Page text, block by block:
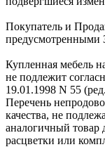
Покупатель и
предусмотренными
Купленная мебель
не подлежит
19.01.1998 N 55
Перечень
качества, не
аналогичный товар
расцветки или